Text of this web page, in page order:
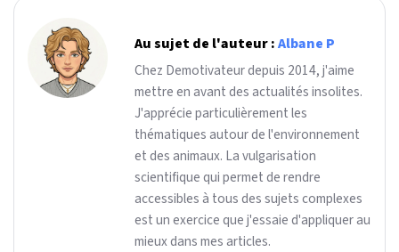
Au sujet de l'auteur :Albane P
Chez Demotivateur depuis 2014, j'aime
mettre en avant des actualités insolites.
J'apprécie particulièrement les
thématiques autour de l'environnement
et des animaux. La vulgarisation
scientifique qui permet de rendre
accessibles à tous des sujets complexes
est un exercice que j'essaie d'appliquer au
mieux dans mes articles.